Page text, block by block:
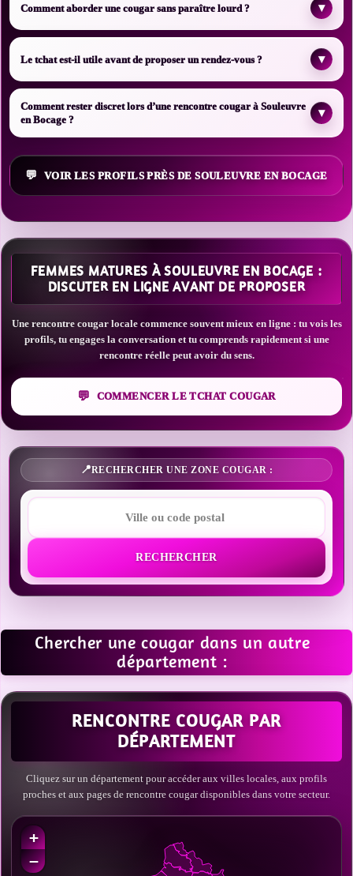
Comment aborder une cougar sans paraître lourd ? ▾
Le tchat est-il utile avant de proposer un rendez-vous ? ▾
Comment rester discret lors d’une rencontre cougar à Souleuvre
en Bocage ?
▾
VOIR LES PROFILS PRÈS DE SOULEUVRE EN BOCAGE
FEMMES MATURES À SOULEUVRE EN BOCAGE :
DISCUTER EN LIGNE AVANT DE PROPOSER
Une rencontre cougar locale commence souvent mieux en ligne : tu vois les
profils, tu engages la conversation et tu comprends rapidement si une
rencontre réelle peut avoir du sens.
COMMENCER LE TCHAT COUGAR
RECHERCHER UNE ZONE COUGAR :
RECHERCHER
Chercher une cougar dans un autre
département :
RENCONTRE COUGAR PAR
DÉPARTEMENT
Cliquez sur un département pour accéder aux villes locales, aux profils
proches et aux pages de rencontre cougar disponibles dans votre secteur.
+
−